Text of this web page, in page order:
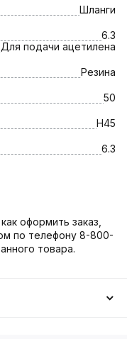
Шланги
6.3
Для подачи ацетилена
Резина
50
Н45
6.3
оформить заказ,
по телефону 8-800-
товара.